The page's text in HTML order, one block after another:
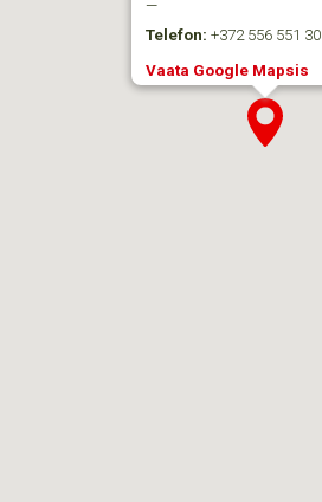
—
Telefon: +372 556 551 30
Vaata Google Mapsis